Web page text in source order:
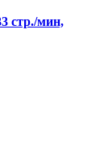
стр./мин,